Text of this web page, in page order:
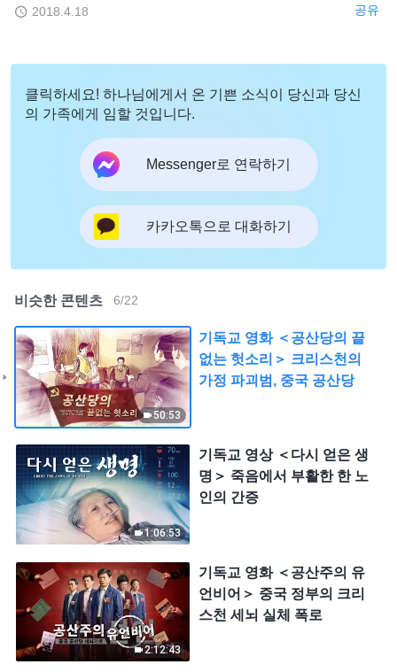
2018.4.18 공유
클릭하세요! 하나님에게서 온 기쁜 소식이 당신과 당신
의 가족에게 임할 것입니다.
Messenger로 연락하기
카카오톡으로 대화하기
비슷한 콘텐츠 6/22
50:53
기독교 영화 ＜공산당의 끝
없는 헛소리＞ 크리스천의
가정 파괴범, 중국 공산당
1:06:53
기독교 영상 ＜다시 얻은 생
명＞ 죽음에서 부활한 한 노
인의 간증
2:12:43
기독교 영화 ＜공산주의 유
언비어＞ 중국 정부의 크리
스천 세뇌 실체 폭로